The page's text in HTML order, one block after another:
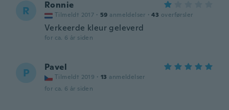
R Ronnie
Tilmeldt 2017 · 59 anmeldelser · 43 overførsler
Verkeerde kleur geleverd
for ca. 6 år siden
P Pavel
Tilmeldt 2019 · 13 anmeldelser
for ca. 6 år siden